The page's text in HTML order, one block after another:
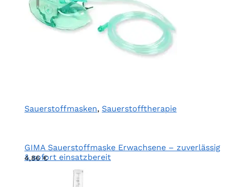
Sauerstoffmasken, Sauerstofftherapie
GIMA Sauerstoffmaske Erwachsene – zuverlässig
& sofort einsatzbereit
4,86€